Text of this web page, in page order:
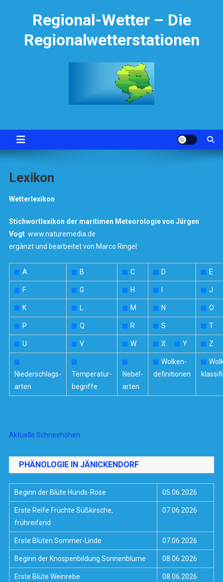
Regional-Wetter – Die
Regionalwetterstationen
Lexikon
Wetterlexikon
Stichwortlexikon der maritimen Meteorologie von Jürgen
Vogt www.naturemedia.de
ergänzt und bearbeitet von Marco Ringel
A B C D E
F G H J
K L M N O
P Q R S T
U V W X Y Z
Niederschlags-
arten
Temperatur-
begriffe
Nebel-
arten
Wolken-
definitionen
Aktuelle Schneehöhen
PHÄNOLOGIE IN JÄNICKENDORF
Beginn der Blüte Hunds-Rose 05.06.2026
Erste Reife Früchte Süßkirsche,
frühreifend
07.06.2026
Erste Blüten Sommer-Linde 07.06.2026
Beginn der Knospenbildung Sonnenblume 08.06.2026
Erste Blüte Weinrebe 08.06.2026